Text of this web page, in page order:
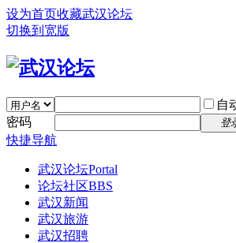
设为首页收藏武汉论坛
切换到宽版
自
密码
登
快捷导航
武汉论坛Portal
论坛社区BBS
武汉新闻
武汉旅游
武汉招聘